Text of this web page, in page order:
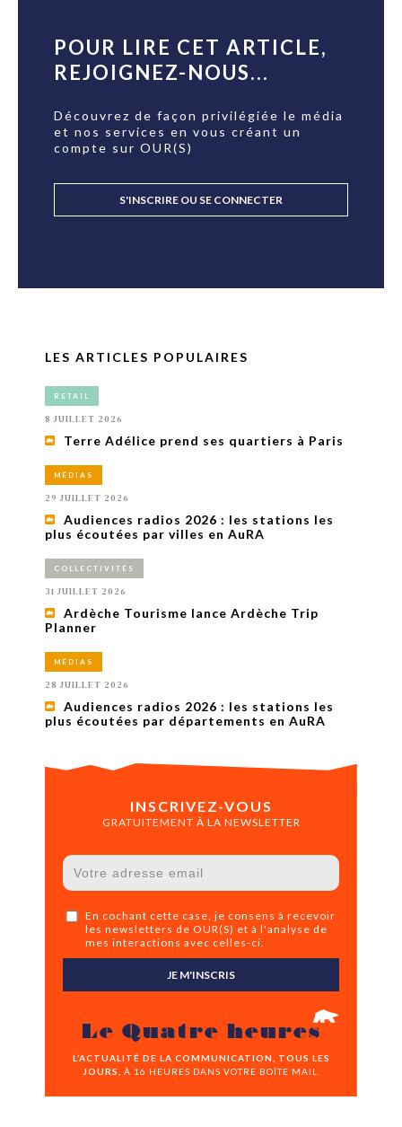
POUR LIRE CET ARTICLE,
REJOIGNEZ-NOUS...
Découvrez de façon privilégiée le média
et nos services en vous créant un
compte sur OUR(S)
S'INSCRIRE OU SE CONNECTER
LES ARTICLES POPULAIRES
RETAIL
8 JUILLET 2026
Terre Adélice prend ses quartiers à Paris
MÉDIAS
29 JUILLET 2026
Audiences radios 2026 : les stations les
plus écoutées par villes en AuRA
COLLECTIVITÉS
31 JUILLET 2026
Ardèche Tourisme lance Ardèche Trip
Planner
MÉDIAS
28 JUILLET 2026
Audiences radios 2026 : les stations les
plus écoutées par départements en AuRA
INSCRIVEZ-VOUS
GRATUITEMENT À LA NEWSLETTER
En cochant cette case, je consens à recevoir
les newsletters de OUR(S) et à l'analyse de
mes interactions avec celles-ci.
JE M'INSCRIS
Le Quatre heures
L’ACTUALITÉ DE LA COMMUNICATION, TOUS LES
JOURS,
À 16 HEURES DANS VOTRE BOÎTE MAIL.